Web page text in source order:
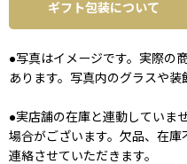
ギフト包装について
●写真はイメージです。実際の
あります。写真内のグラスや装
●実店舗の在庫と連動していま
場合がございます。欠品、在
連絡させていただきます。